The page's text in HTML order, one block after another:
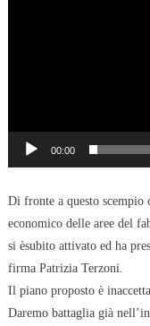
00:00
Di fronte a questo scempio
economico delle aree del
si èsubito attivato ed ha
firma Patrizia Terzoni.
Il piano proposto è
Daremo battaglia già